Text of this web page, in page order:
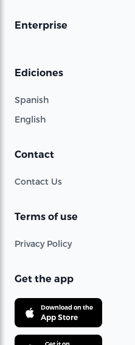
Enterprise
Ediciones
Spanish
English
Contact
Contact Us
Terms of use
Privacy Policy
Get the app
Download on the
App Store